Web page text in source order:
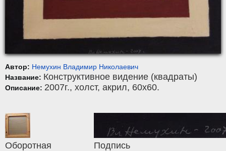
Автор: Немухин Владимир Николаевич
Название: Конструктивное видение (квадраты)
Описание: 2007г., холст, акрил, 60x60.
Оборотная Подпись